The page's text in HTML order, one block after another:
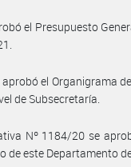
el Presupuesto
el Organigrama
de Subsecretaría.
Nº 1184/20 se
de este Departamento